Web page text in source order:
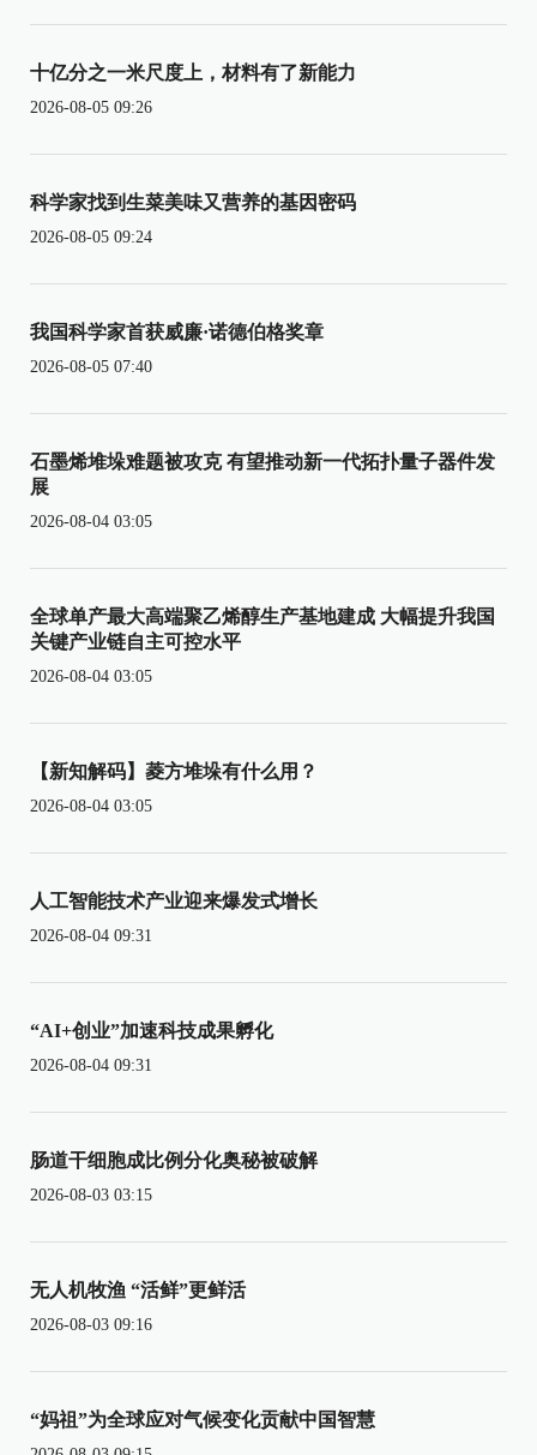
十亿分之一米尺度上，材料有了新能力
2026-08-05 09:26
科学家找到生菜美味又营养的基因密码
2026-08-05 09:24
我国科学家首获威廉·诺德伯格奖章
2026-08-05 07:40
石墨烯堆垛难题被攻克 有望推动新一代拓扑量子器件发
展
2026-08-04 03:05
全球单产最大高端聚乙烯醇生产基地建成 大幅提升我国
关键产业链自主可控水平
2026-08-04 03:05
【新知解码】菱方堆垛有什么用？
2026-08-04 03:05
人工智能技术产业迎来爆发式增长
2026-08-04 09:31
“AI+创业”加速科技成果孵化
2026-08-04 09:31
肠道干细胞成比例分化奥秘被破解
2026-08-03 03:15
无人机牧渔 “活鲜”更鲜活
2026-08-03 09:16
“妈祖”为全球应对气候变化贡献中国智慧